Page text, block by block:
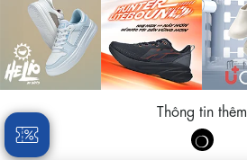
Thông tin thêm